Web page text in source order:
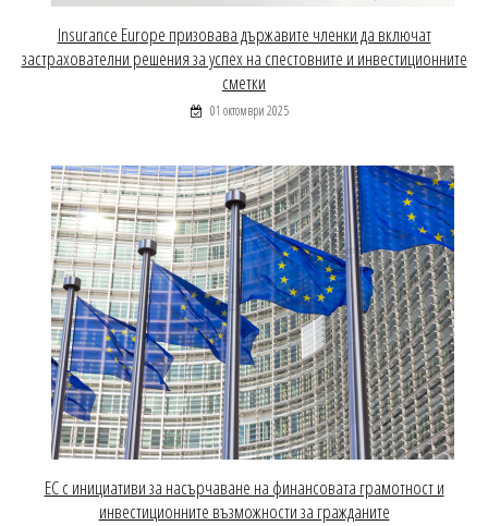
Insurance Europe призовава държавите членки да включат
застрахователни решения за успех на спестовните и инвестиционните
сметки
01 октомври 2025
ЕС с инициативи за насърчаване на финансовата грамотност и
инвестиционните възможности за гражданите